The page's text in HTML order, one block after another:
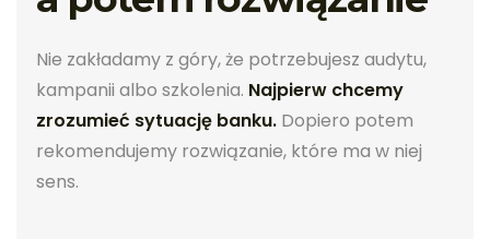
Nie zakładamy z góry, że potrzebujesz audytu,
kampanii albo szkolenia. Najpierw chcemy
zrozumieć sytuację banku. Dopiero potem
rekomendujemy rozwiązanie, które ma w niej
sens.